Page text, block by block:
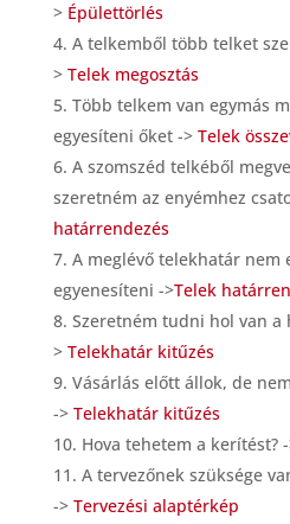
> Épülettörlés
A telkemből több telket
> Telek megosztás
Több telkem van egymás
egyesíteni őket -> Telek
A szomszéd telkéből
szeretném az enyémhez
határrendezés
A meglévő telekhatár nem
egyenesíteni ->Telek
Szeretném tudni hol van a
> Telekhatár kitűzés
Vásárlás előtt állok, de
-> Telekhatár kitűzés
Hova tehetem a kerítést?
A tervezőnek szüksége
-> Tervezési alaptérkép